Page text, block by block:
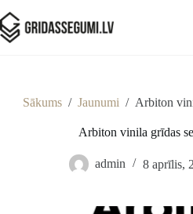
Sākums / Jaunumi / Arbiton
Arbiton vinila grīdas
admin 8 aprīlis,